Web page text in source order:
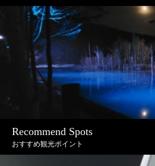
Recommend Spots
おすすめ観光ポイント